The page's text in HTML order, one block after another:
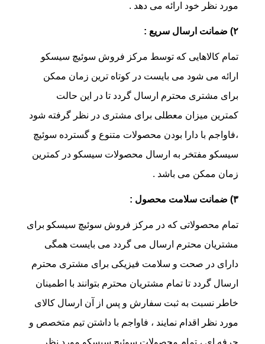
مورد نظر خود ارائه می دهد .
۲) ضمانت ارسال سریع :
تمام کالاهایی که توسط مرکز فروش سوئیچ سیسکو
ارائه می شود می بایست در کوتاه ترین زمان ممکن
برای مشتری محترم ارسال گردد تا در این حالت
کمترین میزان معطلی برای مشتری در نظر گرفته شود
،فاواجم با دارا بودن محصولات متنوع و گسترده سوئیچ
سیسکو مفتخر به ارسال محصولات سیسکو در کمترین
زمان ممکن می باشد .
۳) ضمانت سلامت محصول :
تمام محصولاتی که در مرکز فروش سوئیچ سیسکو برای
مشتریان محترم ارسال می گردد می بایست همگی
دارای در صحت و سلامت فیزیکی برای مشتری محترم
ارسال گردد تا تمام مشتریان محترم بتوانند با اطمینان
خاطر نسبت به ثبت سفارش و پس از آن ارسال کالای
مورد نظر اقدام نمایند ، فاواجم با داشتن تیم متخصص و